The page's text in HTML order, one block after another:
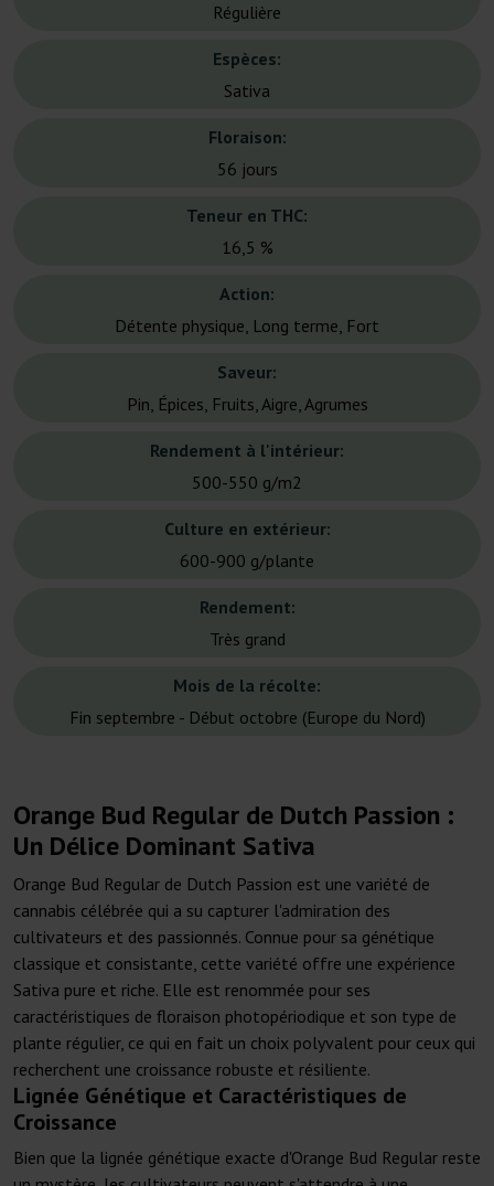
Régulière
Espèces:
Sativa
Floraison:
56 jours
Teneur en THC:
16,5 %
Action:
Détente physique, Long terme, Fort
Saveur:
Pin, Épices, Fruits, Aigre, Agrumes
Rendement à l'intérieur:
500-550 g/m2
Culture en extérieur:
600-900 g/plante
Rendement:
Très grand
Mois de la récolte:
Fin septembre - Début octobre (Europe du Nord)
Orange Bud Regular de Dutch Passion :
Un Délice Dominant Sativa
Orange Bud Regular de Dutch Passion est une variété de
cannabis célébrée qui a su capturer l'admiration des
cultivateurs et des passionnés. Connue pour sa génétique
classique et consistante, cette variété offre une expérience
Sativa pure et riche. Elle est renommée pour ses
caractéristiques de floraison photopériodique et son type de
plante régulier, ce qui en fait un choix polyvalent pour ceux qui
recherchent une croissance robuste et résiliente.
Lignée Génétique et Caractéristiques de
Croissance
Bien que la lignée génétique exacte d'Orange Bud Regular reste